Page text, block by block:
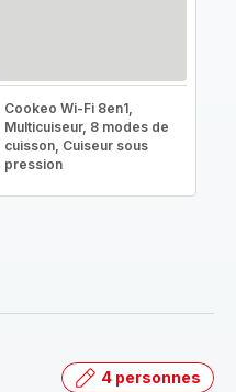
Cookeo Wi-Fi 8en1,
Multicuiseur, 8 modes de
cuisson, Cuiseur sous
pression
4 personnes